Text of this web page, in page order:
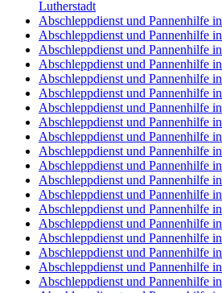
Lutherstadt
Abschleppdienst und Pannenhilfe
Abschleppdienst und Pannenhilfe
Abschleppdienst und Pannenhilfe
Abschleppdienst und Pannenhilfe
Abschleppdienst und Pannenhilfe
Abschleppdienst und Pannenhilfe
Abschleppdienst und Pannenhilfe
Abschleppdienst und Pannenhilfe
Abschleppdienst und Pannenhilfe
Abschleppdienst und Pannenhilfe
Abschleppdienst und Pannenhilfe
Abschleppdienst und Pannenhilfe
Abschleppdienst und Pannenhilfe
Abschleppdienst und Pannenhilfe
Abschleppdienst und Pannenhilfe
Abschleppdienst und Pannenhilfe
Abschleppdienst und Pannenhilfe
Abschleppdienst und Pannenhilfe
Abschleppdienst und Pannenhilfe